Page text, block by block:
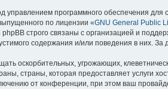
программного обеспечения
по лицензии «GNU General Public
строго связаны с организацией и
содержания и/или поведения в них.
оскорбительных, угрожающих,
страны, которая предоставляет услуги
от конференции, при этом ваш